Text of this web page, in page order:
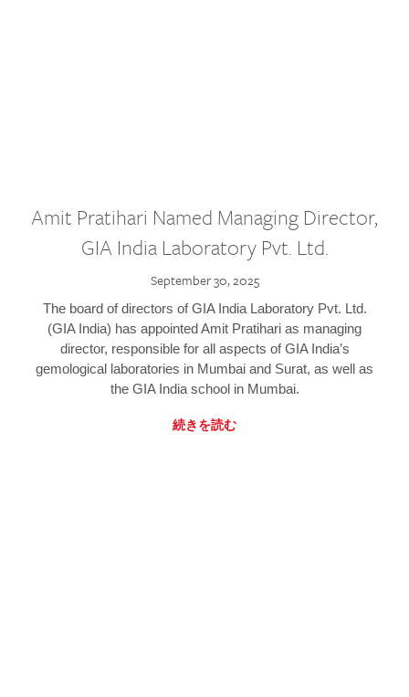
Amit Pratihari Named Managing Director,
GIA India Laboratory Pvt. Ltd.
September 30, 2025
The board of directors of GIA India Laboratory Pvt. Ltd.
(GIA India) has appointed Amit Pratihari as managing
director, responsible for all aspects of GIA India’s
gemological laboratories in Mumbai and Surat, as well as
the GIA India school in Mumbai.
続きを読む